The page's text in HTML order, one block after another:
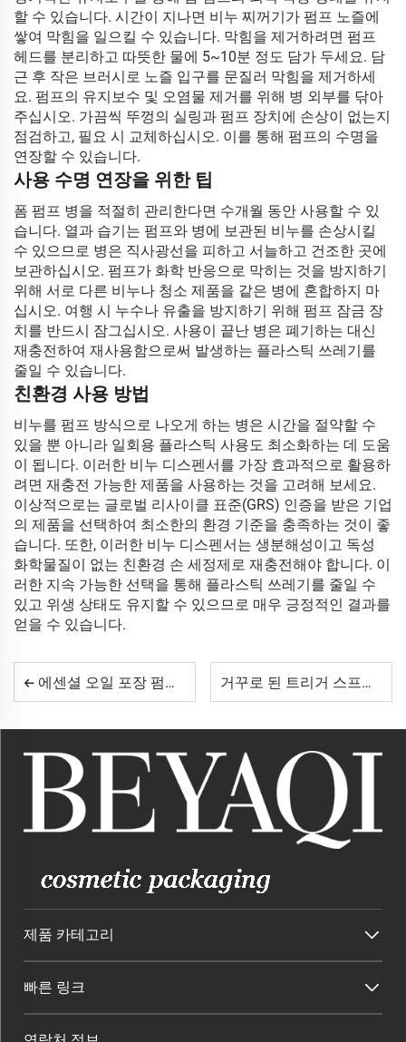
할 수 있습니다. 시간이 지나면 비누 찌꺼기가 펌프 노즐에
쌓여 막힘을 일으킬 수 있습니다. 막힘을 제거하려면 펌프
헤드를 분리하고 따뜻한 물에 5~10분 정도 담가 두세요. 담
근 후 작은 브러시로 노즐 입구를 문질러 막힘을 제거하세
요. 펌프의 유지보수 및 오염물 제거를 위해 병 외부를 닦아
주십시오. 가끔씩 뚜껑의 실링과 펌프 장치에 손상이 없는지
점검하고, 필요 시 교체하십시오. 이를 통해 펌프의 수명을
연장할 수 있습니다.
사용 수명 연장을 위한 팁
폼 펌프 병을 적절히 관리한다면 수개월 동안 사용할 수 있
습니다. 열과 습기는 펌프와 병에 보관된 비누를 손상시킬
수 있으므로 병은 직사광선을 피하고 서늘하고 건조한 곳에
보관하십시오. 펌프가 화학 반응으로 막히는 것을 방지하기
위해 서로 다른 비누나 청소 제품을 같은 병에 혼합하지 마
십시오. 여행 시 누수나 유출을 방지하기 위해 펌프 잠금 장
치를 반드시 잠그십시오. 사용이 끝난 병은 폐기하는 대신
재충전하여 재사용함으로써 발생하는 플라스틱 쓰레기를
줄일 수 있습니다.
친환경 사용 방법
비누를 펌프 방식으로 나오게 하는 병은 시간을 절약할 수
있을 뿐 아니라 일회용 플라스틱 사용도 최소화하는 데 도움
이 됩니다. 이러한 비누 디스펜서를 가장 효과적으로 활용하
려면 재충전 가능한 제품을 사용하는 것을 고려해 보세요.
이상적으로는 글로벌 리사이클 표준(GRS) 인증을 받은 기업
의 제품을 선택하여 최소한의 환경 기준을 충족하는 것이 좋
습니다. 또한, 이러한 비누 디스펜서는 생분해성이고 독성
화학물질이 없는 친환경 손 세정제로 재충전해야 합니다. 이
러한 지속 가능한 선택을 통해 플라스틱 쓰레기를 줄일 수
있고 위생 상태도 유지할 수 있으므로 매우 긍정적인 결과를
얻을 수 있습니다.
에센셜 오일 포장 펌프의 미래: BEYAQI의 특허 출원된 드롭렛 원 에센스 펌프 거꾸로 된 트리거 스프레이어가 가정용 청소 제품 포장의 미래인 이유
제품 카테고리
빠른 링크